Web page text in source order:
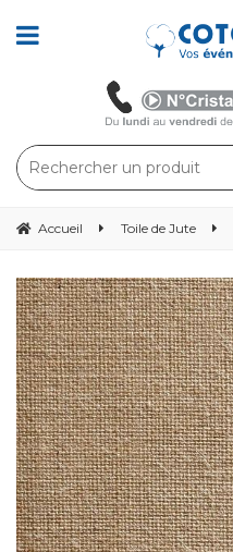
Accueil Toile de Jute